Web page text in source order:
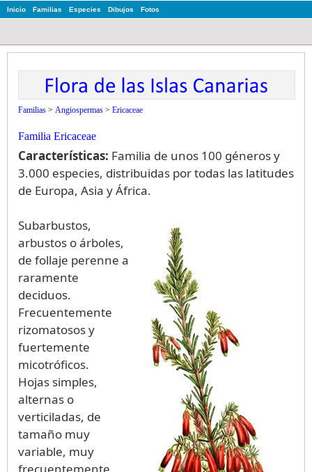
Inicio Familias Especies Dibujos Fotos
Familias > Angiospermas > Ericaceae
Familia Ericaceae
Características: Familia de unos 100 géneros y
3.000 especies, distribuidas por todas las latitudes
de Europa, Asia y África.
Subarbustos,
arbustos o árboles,
de follaje perenne a
raramente
deciduos.
Frecuentemente
rizomatosos y
fuertemente
micotróficos.
Hojas simples,
alternas o
verticiladas, de
tamaño muy
variable, muy
frecuentemente